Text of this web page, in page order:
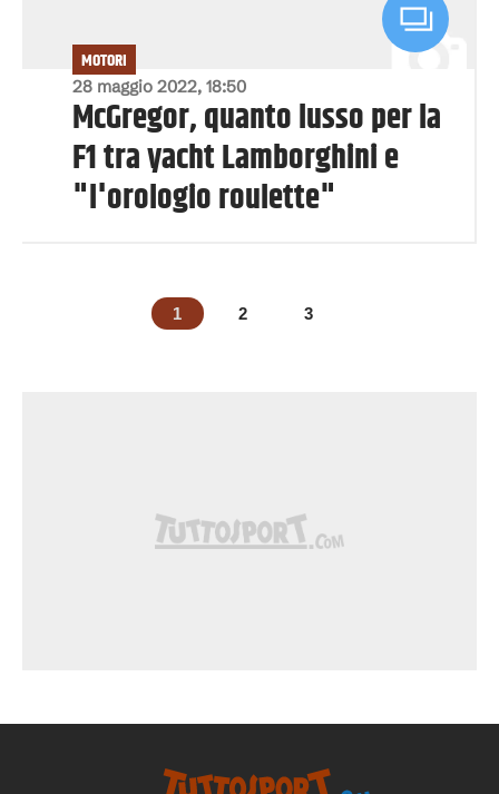
28 maggio 2022, 18:50
MOTORI
McGregor, quanto lusso per la
F1 tra yacht Lamborghini e
"l'orologio roulette"
1 2 3